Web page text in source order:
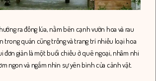
ra đồng lúa, nằm bên cạnh vườn hoa và rau
trong quán cũng trồng và trang trí nhiều loại hoa
đơn giản là một buổi chiều ở quê ngoại, nhâm nhi
ngon và ngắm nhìn sự yên bình của cảnh vật.